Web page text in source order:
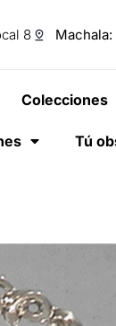
8 Machala:
Colecciones
Tú